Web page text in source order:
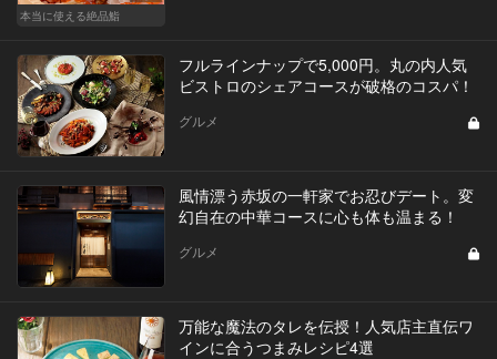
本当に使える絶品鮨
フルラインナップで5,000円。丸の内人気
ビストロのシェアコースが破格のコスパ！
グルメ
風情漂う赤坂の一軒家でお忍びデート。変
幻自在の中華コースに心も体も温まる！
グルメ
万能な魔法のタレを伝授！人気店主直伝ワ
インに合うつまみレシピ4選